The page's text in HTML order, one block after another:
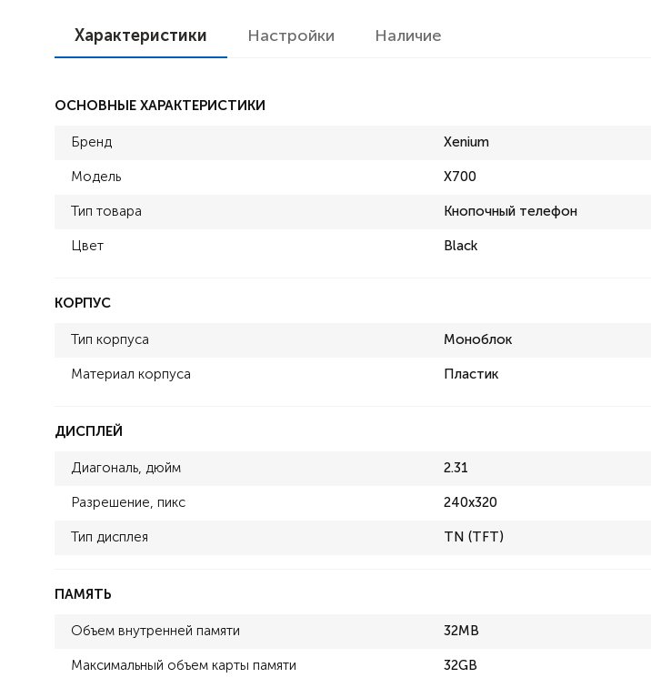
Характеристики Настройки Наличие
ОСНОВНЫЕ ХАРАКТЕРИСТИКИ
Бренд Xenium
Модель X700
Тип товара Кнопочный телефон
Цвет Black
КОРПУС
Тип корпуса Моноблок
Материал корпуса Пластик
ДИСПЛЕЙ
Диагональ, дюйм 2.31
Разрешение, пикс 240x320
Тип дисплея TN (TFT)
ПАМЯТЬ
Объем внутренней памяти 32MB
Максимальный объем карты памяти 32GB